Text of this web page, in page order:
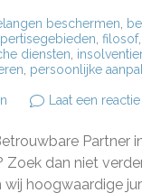
beschermen
filosof,
diensten
persoonlijke
Laat een
Partner
Zoek dan niet
hoogwaardige